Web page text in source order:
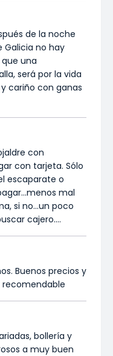
de la noche
Galicia no hay
una
será por la vida
cariño con ganas
con
con tarjeta. Sólo
escaparate o
mal
si no...un poco
cajero....
Buenos precios y
bollería y
a muy buen